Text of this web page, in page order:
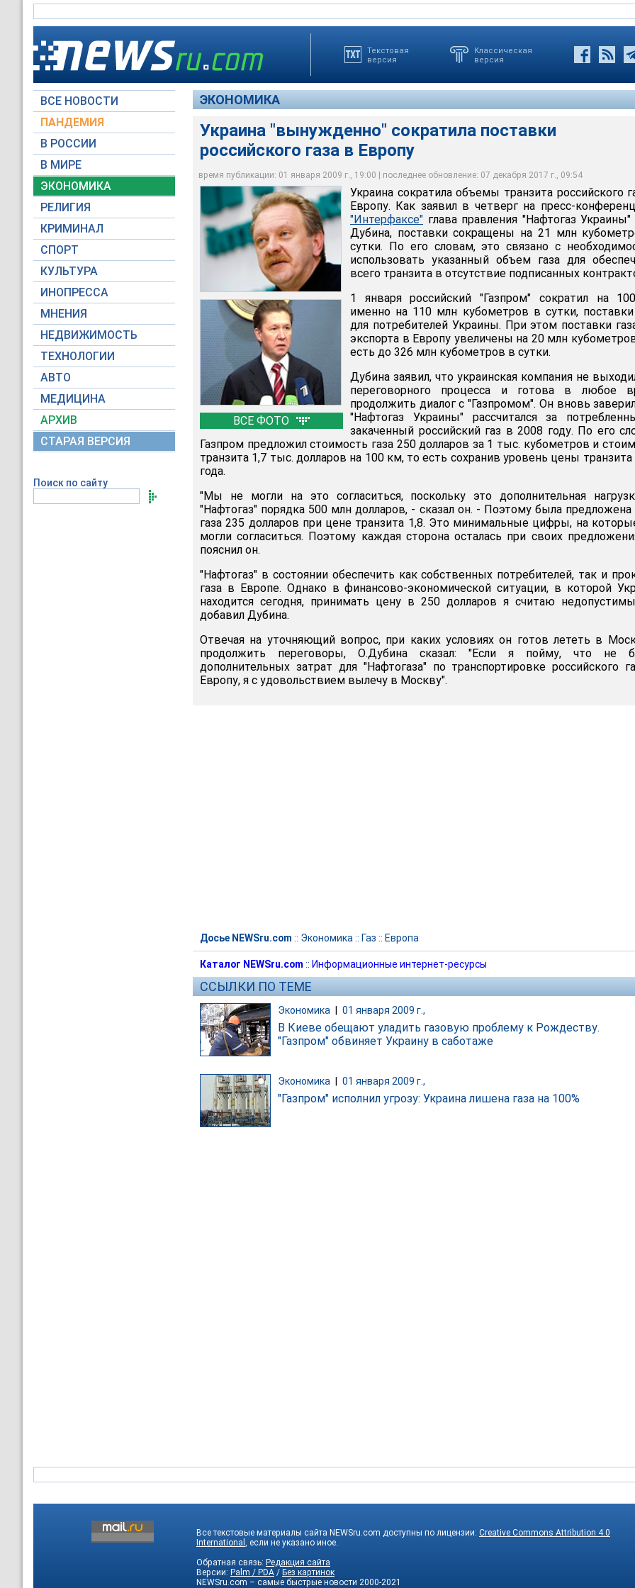
Текстовая
версия
Классическая
версия
ВСЕ НОВОСТИ
ПАНДЕМИЯ
В РОССИИ
В МИРЕ
ЭКОНОМИКА
РЕЛИГИЯ
КРИМИНАЛ
СПОРТ
КУЛЬТУРА
ИНОПРЕССА
МНЕНИЯ
НЕДВИЖИМОСТЬ
ТЕХНОЛОГИИ
АВТО
МЕДИЦИНА
АРХИВ
СТАРАЯ ВЕРСИЯ
Поиск по сайту
ЭКОНОМИКА
Украина "вынужденно" сократила поставки
российского газа в Европу
время публикации: 01 января 2009 г., 19:00 | последнее обновление: 07 декабря 2017 г., 09:54
ВСЕ ФОТО
Украина сократила объемы транзита российского газа в Европу
Reuters
1 января российский "Газпром" сократил на 100%, а именно на 110 млн кубометров в
сутки, поставки газа для потребителей Украины
Вести
"Нафтогаз" в состоянии обеспечить как собственных потребителей, так и прокачку
газа в Европе
Euronews
Украина сократила объемы транзита российского
Европу. Как заявил в четверг на пресс-
"Интерфаксе" глава правления "Нафтогаз Украины"
Дубина, поставки сокращены на 21 млн
сутки. По его словам, это связано с
использовать указанный объем газа для
всего транзита в отсутствие подписанных
1 января российский "Газпром" сократил на
именно на 110 млн кубометров в сутки, поставки
для потребителей Украины. При этом поставки
экспорта в Европу увеличены на 20 млн
есть до 326 млн кубометров в сутки.
Дубина заявил, что украинская компания не
переговорного процесса и готова в любое
продолжить диалог с "Газпромом". Он вновь
"Нафтогаз Украины" рассчитался за
закаченный российский газ в 2008 году. По его
Газпром предложил стоимость газа 250 долларов за 1 тыс. кубометров и
транзита 1,7 тыс. долларов на 100 км, то есть сохранив уровень цены транзита
года.
"Мы не могли на это согласиться, поскольку это дополнительная
"Нафтогаз" порядка 500 млн долларов, - сказал он. - Поэтому была предложена
газа 235 долларов при цене транзита 1,8. Это минимальные цифры, на
могли согласиться. Поэтому каждая сторона осталась при своих
пояснил он.
"Нафтогаз" в состоянии обеспечить как собственных потребителей, так и
газа в Европе. Однако в финансово-экономической ситуации, в которой
находится сегодня, принимать цену в 250 долларов я считаю
добавил Дубина.
Отвечая на уточняющий вопрос, при каких условиях он готов лететь в
продолжить переговоры, О.Дубина сказал: "Если я пойму, что не
дополнительных затрат для "Нафтогаза" по транспортировке российского
Европу, я с удовольствием вылечу в Москву".
Досье NEWSru.com :: Экономика :: Газ :: Европа
Каталог NEWSru.com :: Информационные интернет-ресурсы
ССЫЛКИ ПО ТЕМЕ
Экономика 01 января 2009 г.,
В Киеве обещают уладить газовую проблему к Рождеству.
"Газпром" обвиняет Украину в саботаже
Экономика 01 января 2009 г.,
"Газпром" исполнил угрозу: Украина лишена газа на 100%
Все текстовые материалы сайта NEWSru.com доступны по лицензии: Creative Commons Attribution 4.0
International , если не указано иное.
Обратная связь: Редакция сайта
Версии: Palm / PDA / Без картинок
NEWSru.com – самые быстрые новости 2000-2021